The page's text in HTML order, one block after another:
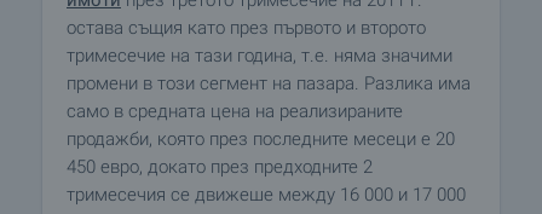
остава същия като през първото и второто
тримесечие на тази година, т.е. няма значими
промени в този сегмент на пазара. Разлика има
само в средната цена на реализираните
продажби, която през последните месеци е 20
450 евро, докато през предходните 2
тримесечия се движеше между 16 000 и 17 000